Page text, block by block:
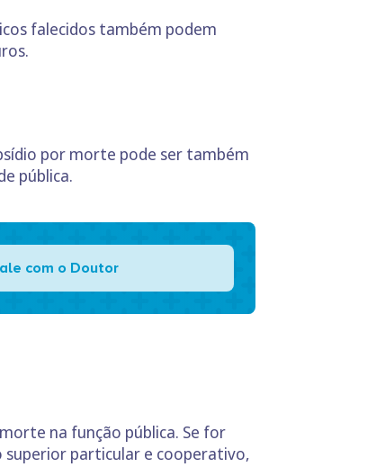
falecidos também podem
por morte pode ser também
pública.
com o Doutor
na função pública. Se for
particular e cooperativo,